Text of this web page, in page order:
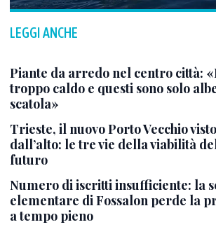
LEGGI ANCHE
Piante da arredo nel centro città:
troppo caldo e questi sono solo
scatola»
Trieste, il nuovo Porto Vecchio visto
dall’alto: le tre vie della viabilità
futuro
Numero di iscritti insufficiente: la
elementare di Fossalon perde la
a tempo pieno